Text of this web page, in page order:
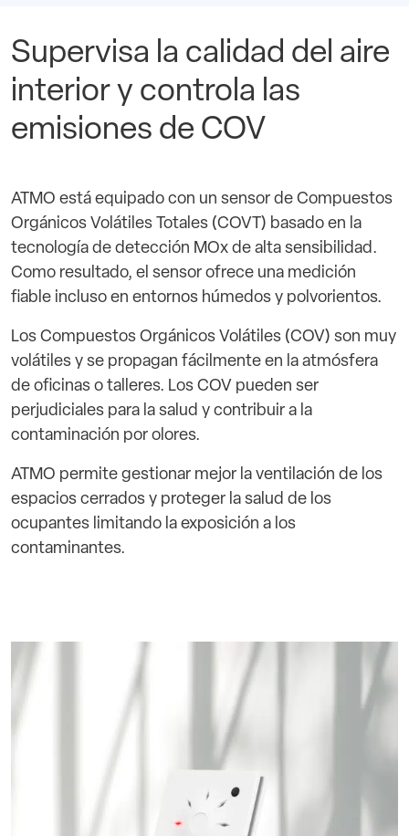
Supervisa la calidad del aire
interior y controla las
emisiones de COV
ATMO está equipado con un sensor de Compuestos
Orgánicos Volátiles Totales (COVT) basado en la
tecnología de detección MOx de alta sensibilidad.
Como resultado, el sensor ofrece una medición
fiable incluso en entornos húmedos y polvorientos.
Los Compuestos Orgánicos Volátiles (COV) son muy
volátiles y se propagan fácilmente en la atmósfera
de oficinas o talleres. Los COV pueden ser
perjudiciales para la salud y contribuir a la
contaminación por olores.
ATMO permite gestionar mejor la ventilación de los
espacios cerrados y proteger la salud de los
ocupantes limitando la exposición a los
contaminantes.